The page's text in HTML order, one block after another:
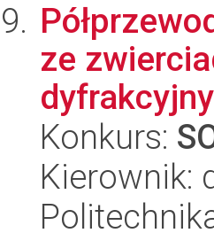
ze
Konkurs:
Kierownik: